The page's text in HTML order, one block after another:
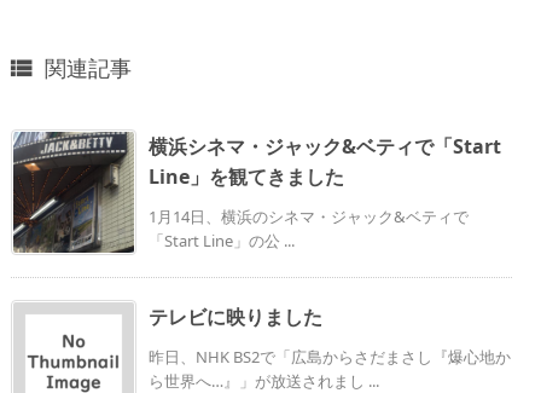
 関連記事
横浜シネマ・ジャック&ベティで「Start
Line」を観てきました
1月14日、横浜のシネマ・ジャック&ベティで
「Start Line」の公 ...
テレビに映りました
昨日、NHK BS2で「広島からさだまさし『爆心地か
ら世界へ…』」が放送されまし ...